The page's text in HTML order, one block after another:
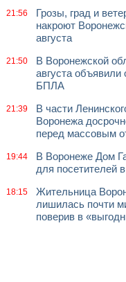
21:56
Грозы, град и
накроют
августа
21:50
В Воронежской
августа объявили
БПЛА
21:39
В части
Воронежа
перед массовым
19:44
В Воронеже Дом
для посетителей
18:15
Жительница
лишилась почти
поверив в